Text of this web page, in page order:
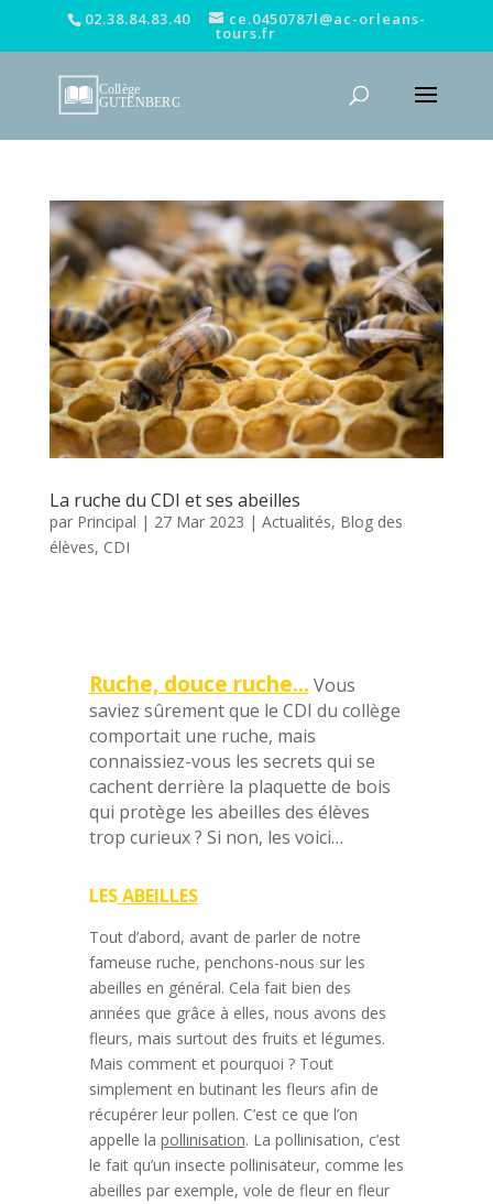
02.38.84.83.40 ce.0450787l@ac-orleans-
tours.fr
La ruche du CDI et ses abeilles
par Principal | 27 Mar 2023 | Actualités, Blog des
élèves, CDI
Ruche, douce ruche… Vous
saviez sûrement que le CDI du collège
comportait une ruche, mais
connaissiez-vous les secrets qui se
cachent derrière la plaquette de bois
qui protège les abeilles des élèves
trop curieux ? Si non, les voici…
LESABEILLES
Tout d’abord, avant de parler de notre
fameuse ruche, penchons-nous sur les
abeilles en général. Cela fait bien des
années que grâce à elles, nous avons des
fleurs, mais surtout des fruits et légumes.
Mais comment et pourquoi ? Tout
simplement en butinant les fleurs afin de
récupérer leur pollen. C’est ce que l’on
appelle la pollinisation. La pollinisation, c’est
le fait qu’un insecte pollinisateur, comme les
abeilles par exemple, vole de fleur en fleur